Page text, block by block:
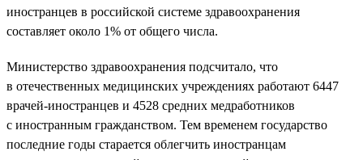
иностранцев в российской системе здравоохранения
составляет около 1% от общего числа.
Министерство здравоохранения подсчитало, что
в отечественных медицинских учреждениях работают 6447
врачей-иностранцев и 4528 средних медработников
с иностранным гражданством. Тем временем государство
последние годы старается облегчить иностранцам